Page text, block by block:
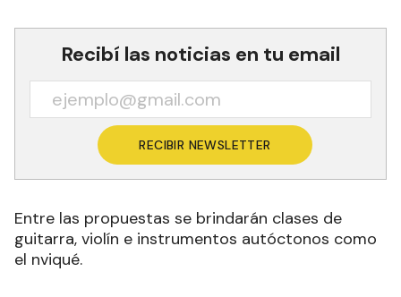
Recibí las noticias en tu email
RECIBIR NEWSLETTER
Entre las propuestas se brindarán clases de
guitarra, violín e instrumentos autóctonos como
el nviqué.